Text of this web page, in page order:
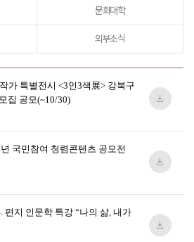
문화대학
외부소식
가 특별전시 <3인3색展> 강북구
집 공모(~10/30)
국민참여 청렴콘텐츠 공모전
편지 인문학 특강 “나의 삶, 내가